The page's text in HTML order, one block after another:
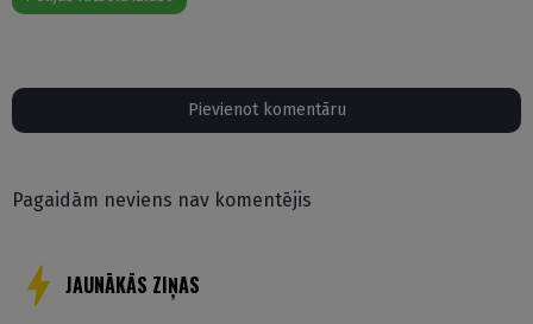
Pievienot komentāru
Pagaidām neviens nav komentējis
JAUNĀKĀS ZIŅAS